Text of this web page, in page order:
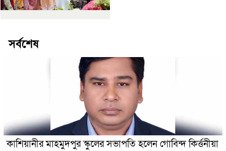
সর্বশেষ
কাশিয়ানীর মাহমুদপুর স্কুলের সভাপতি হলেন গোবিন্দ কির্ত্তনীয়া